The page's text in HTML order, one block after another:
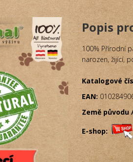
Popis
100% Přírodní
narozen, žijící,
Katalogové
EAN:
Země původu
E-shop: